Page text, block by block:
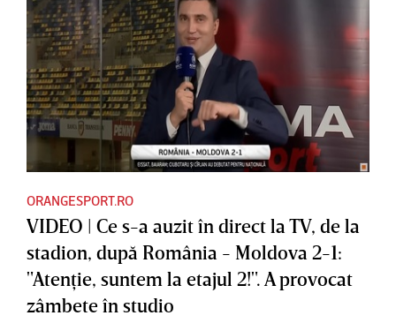
ORANGESPORT.RO
VIDEO | Ce s-a auzit în direct la TV, de la
stadion, după România - Moldova 2-1:
"Atenţie, suntem la etajul 2!". A provocat
zâmbete în studio